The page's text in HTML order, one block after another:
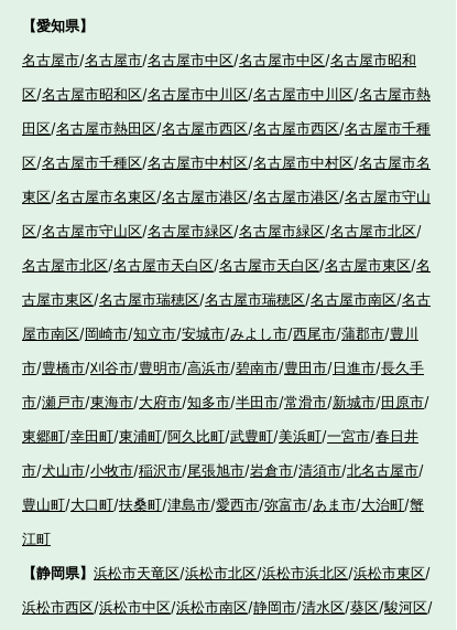
【愛知県】
名古屋市/名古屋市/名古屋市中区/名古屋市中区/名古屋市昭和
区/名古屋市昭和区/名古屋市中川区/名古屋市中川区/名古屋市熱
田区/名古屋市熱田区/名古屋市西区/名古屋市西区/名古屋市千種
区/名古屋市千種区/名古屋市中村区/名古屋市中村区/名古屋市名
東区/名古屋市名東区/名古屋市港区/名古屋市港区/名古屋市守山
区/名古屋市守山区/名古屋市緑区/名古屋市緑区/名古屋市北区/
名古屋市北区/名古屋市天白区/名古屋市天白区/名古屋市東区/名
古屋市東区/名古屋市瑞穂区/名古屋市瑞穂区/名古屋市南区/名古
屋市南区/岡崎市/知立市/安城市/みよし市/西尾市/蒲郡市/豊川
市/豊橋市/刈谷市/豊明市/高浜市/碧南市/豊田市/日進市/長久手
市/瀬戸市/東海市/大府市/知多市/半田市/常滑市/新城市/田原市/
東郷町/幸田町/東浦町/阿久比町/武豊町/美浜町/一宮市/春日井
市/犬山市/小牧市/稲沢市/尾張旭市/岩倉市/清須市/北名古屋市/
豊山町/大口町/扶桑町/津島市/愛西市/弥富市/あま市/大治町/蟹
江町
【静岡県】 浜松市天竜区/浜松市北区/浜松市浜北区/浜松市東区/
浜松市西区/浜松市中区/浜松市南区/静岡市/清水区/葵区/駿河区/